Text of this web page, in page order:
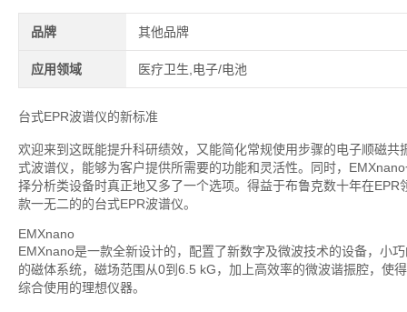
品牌 其他品牌
应用领域 医疗卫生,电子/电池
台式EPR波谱仪的新标准
欢迎来到这既能提升科研绩效，又能简化常规使用步骤的电子顺磁
式波谱仪，能够为客户提供所需要的功能和灵活性。同时，
择分析类设备时真正地又多了一个选项。得益于布鲁克数十年在
款一无二的的台式EPR波谱仪。
EMXnano
EMXnano是一款全新设计的，配置了新数字及微波技术的设备，小
的磁体系统，磁场范围从0到6.5 kG，加上高效率的微波谐振腔，使
综合使用的理想仪器。